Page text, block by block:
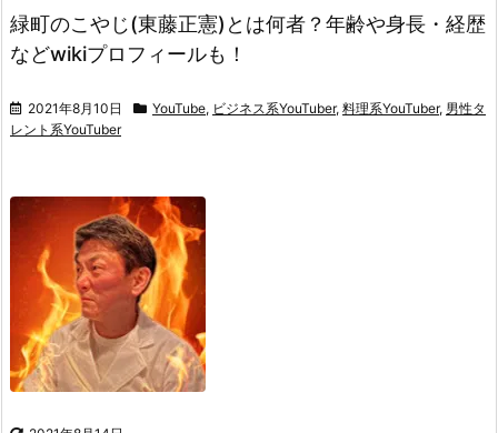
緑町のこやじ(東藤正憲)とは何者？年齢や身長・経歴
などwikiプロフィールも！
2021年8月10日 YouTube, ビジネス系YouTuber, 料理系YouTuber, 男性タ
レント系YouTuber